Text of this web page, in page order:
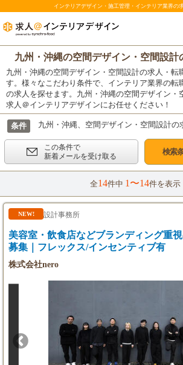
インテリアデザイン・施工管理・インテリア業界の
九州・沖縄の空間デザイン・空間設計
九州・沖縄の空間デザイン・空間設計の求人・転
す。様々なこだわり条件で、インテリア業界の転
の求人を探せます。九州・沖縄の空間デザイン・
求人＠インテリアデザインにお任せください！
条件 九州・沖縄、空間デザイン・空間設計の
この条件で
新着メールを受け取る
検索
全14件中 1〜14件を表示
NEW! 設計事務所
美容室・飲食店などブランディング重
募集｜フレックス/インセンティブ有
株式会社nero